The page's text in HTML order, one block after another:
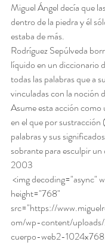
Miguel Ángel decía que
dentro de la piedra y él
estaba de más.
Rodríguez Sepúlveda
líquido en un diccionario
todas las palabras que a
vinculadas con la noción
Asume esta acción
en el que por sustracción
palabras y sus
sobrante para esculpir un
2003
height="768"
src="https://
om/wp-content/
cuerpo-web2-